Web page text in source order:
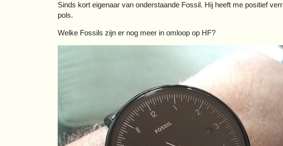
Sinds kort eigenaar van onderstaande Fossil. Hij heeft me positief
pols.
Welke Fossils zijn er nog meer in omloop op HF?